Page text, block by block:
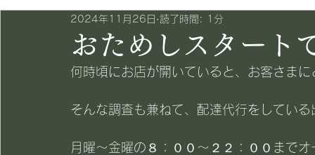
期間限定
おためしスタート
2024年11月26日 読了時間: 1分
何時頃にお店が開いていると、お客さまに
そんな調査も兼ねて、配達代行をしてい
月曜～金曜の８：００～２２：００まで